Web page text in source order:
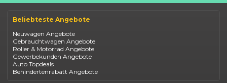
Beliebteste Angebote
Neuwagen Angebote
Gebrauchtwagen Angebote
Roller & Motorrad Angebote
Gewerbekunden Angebote
Auto Topdeals
Behindertenrabatt Angebote